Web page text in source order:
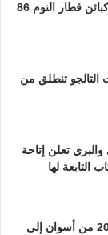
«شركة أبيلا» مواعيد وأسعار كبائن قطار النوم 86
تنطلق من
تعلن إتاحة
لها
روسى شبية الـVIP..قطار 2013 من أسوان إلى